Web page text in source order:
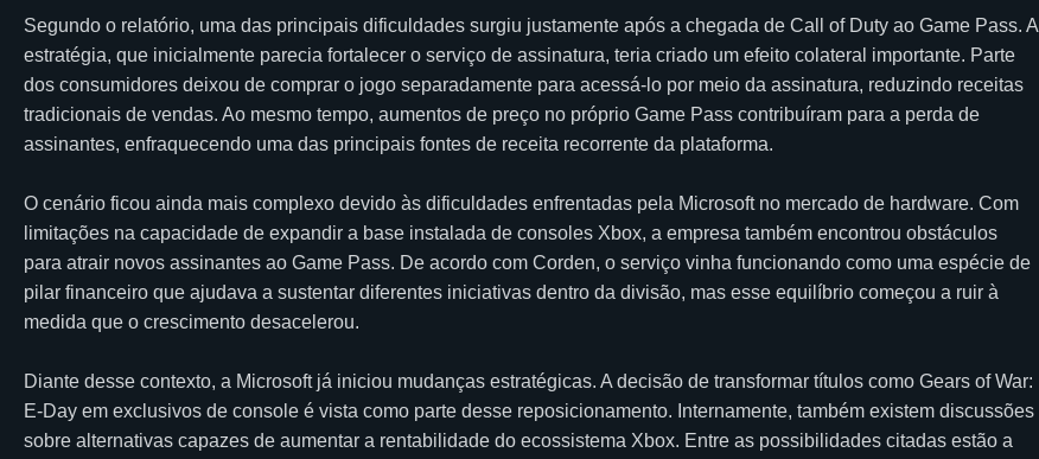
Segundo o relatório, uma das principais dificuldades surgiu justamente após a chegada de Call of Duty ao Game Pass. A
estratégia, que inicialmente parecia fortalecer o serviço de assinatura, teria criado um efeito colateral importante. Parte
dos consumidores deixou de comprar o jogo separadamente para acessá-lo por meio da assinatura, reduzindo receitas
tradicionais de vendas. Ao mesmo tempo, aumentos de preço no próprio Game Pass contribuíram para a perda de
assinantes, enfraquecendo uma das principais fontes de receita recorrente da plataforma.
O cenário ficou ainda mais complexo devido às dificuldades enfrentadas pela Microsoft no mercado de hardware. Com
limitações na capacidade de expandir a base instalada de consoles Xbox, a empresa também encontrou obstáculos
para atrair novos assinantes ao Game Pass. De acordo com Corden, o serviço vinha funcionando como uma espécie de
pilar financeiro que ajudava a sustentar diferentes iniciativas dentro da divisão, mas esse equilíbrio começou a ruir à
medida que o crescimento desacelerou.
Diante desse contexto, a Microsoft já iniciou mudanças estratégicas. A decisão de transformar títulos como Gears of War:
E-Day em exclusivos de console é vista como parte desse reposicionamento. Internamente, também existem discussões
sobre alternativas capazes de aumentar a rentabilidade do ecossistema Xbox. Entre as possibilidades citadas estão a